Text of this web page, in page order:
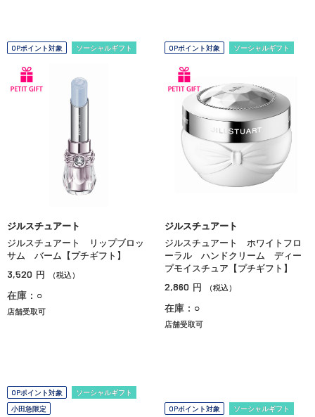
OPポイント対象 ソーシャルギフト
ジルスチュアート
ジルスチュアート リップブロッ
サム バーム【プチギフト】
3,520 円 （税込）
在庫：○
店舗受取可
OPポイント対象 ソーシャルギフト
ジルスチュアート
ジルスチュアート ホワイトフロ
ーラル ハンドクリーム ディー
プモイスチュア【プチギフト】
2,860 円 （税込）
在庫：○
店舗受取可
OPポイント対象
ソーシャルギフト
小田急限定
OPポイント対象 ソーシャルギフト